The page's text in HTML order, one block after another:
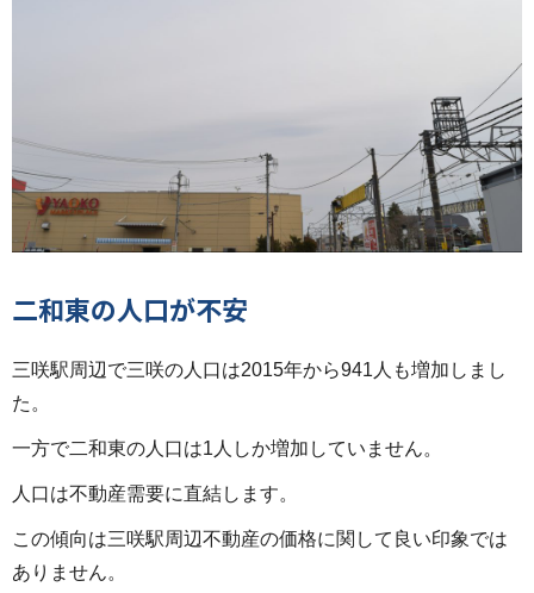
二和東の人口が不安
三咲駅周辺で三咲の人口は2015年から941人も増加しまし
た。
一方で二和東の人口は1人しか増加していません。
人口は不動産需要に直結します。
この傾向は三咲駅周辺不動産の価格に関して良い印象では
ありません。